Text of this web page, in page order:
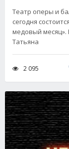
Театр оперы и
сегодня
медовый месяц».
Татьяна
2 095